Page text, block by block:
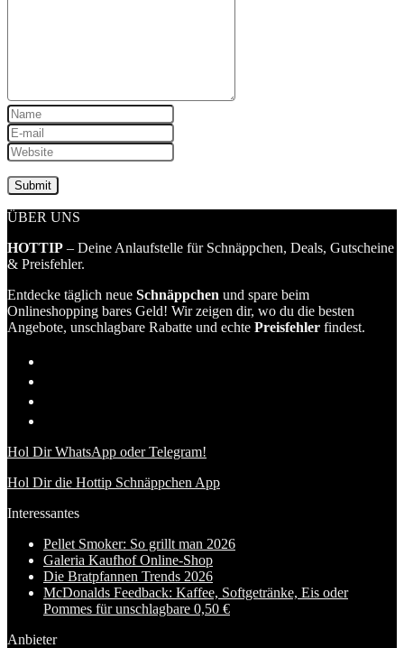
ÜBER UNS
HOTTIP – Deine Anlaufstelle für Schnäppchen, Deals, Gutscheine
& Preisfehler.
Entdecke täglich neue Schnäppchen und spare beim
Onlineshopping bares Geld! Wir zeigen dir, wo du die besten
Angebote, unschlagbare Rabatte und echte Preisfehler findest.
Hol Dir WhatsApp oder Telegram!
Hol Dir die Hottip Schnäppchen App
Interessantes
Pellet Smoker: So grillt man 2026
Galeria Kaufhof Online-Shop
Die Bratpfannen Trends 2026
McDonalds Feedback: Kaffee, Softgetränke, Eis oder
Pommes für unschlagbare 0,50 €
Anbieter